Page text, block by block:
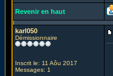
Revenir en haut
karl050
Démissionnaire
Inscrit le: 11 Aôu 2017
Messages: 1